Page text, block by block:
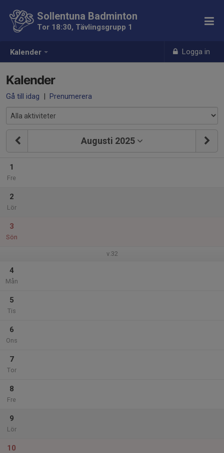
Kalender Logga in
Sollentuna Badminton
Tor 18:30, Tävlingsgrupp 1
Kalender
Gå till idag | Prenumerera
Augusti 2025
1
Fre
2
Lör
3
Sön
v.32
4
Mån
5
Tis
6
Ons
7
Tor
8
Fre
9
Lör
10